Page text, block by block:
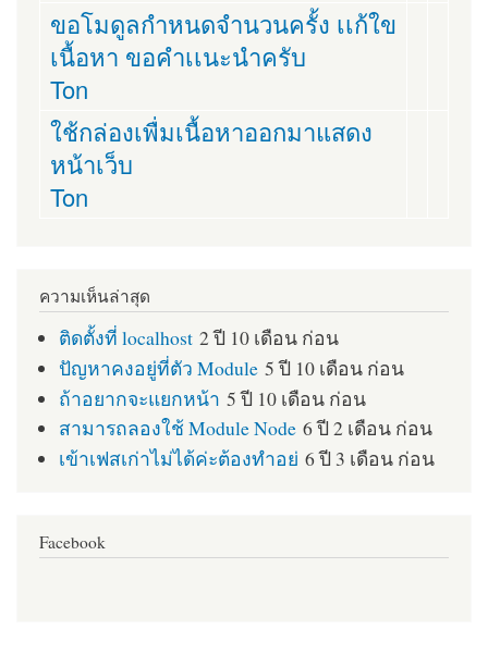
ขอโมดูลกำหนดจำนวนครั้ง เเก้ใข
เนื้อหา ขอคำเเนะนำครับ
Ton
ใช้กล่องเพื่มเนื้อหาออกมาแสดง
หน้าเว็บ
Ton
ความเห็นล่าสุด
ติดตั้งที่ localhost 2 ปี 10 เดือน ก่อน
ปัญหาคงอยู่ที่ตัว Module 5 ปี 10 เดือน ก่อน
ถ้าอยากจะแยกหน้า 5 ปี 10 เดือน ก่อน
สามารถลองใช้ Module Node 6 ปี 2 เดือน ก่อน
เข้าเฟสเก่าไม่ได้ค่ะต้องทำอย่ 6 ปี 3 เดือน ก่อน
Facebook